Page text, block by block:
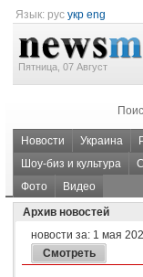
Язык: рус укр eng
Пятница, 07 Август
Новости Украина
Шоу-биз и культура
Фото
Видео
Архив новостей
новости за: 1 мая